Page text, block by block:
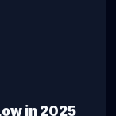
in 2025